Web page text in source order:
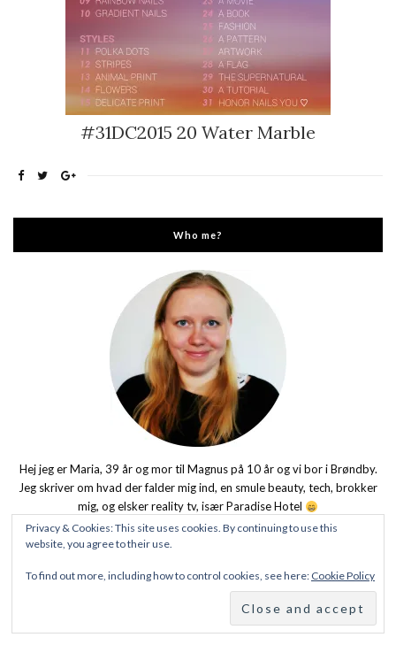
#31DC2015 20 Water Marble
Who me?
Hej jeg er Maria, 39 år og mor til Magnus på 10 år og vi bor i Brøndby.
Jeg skriver om hvad der falder mig ind, en smule beauty, tech, brokker
mig, og elsker reality tv, især Paradise Hotel
Følger i mig på Instagram/Snapchat, så er det primært sønnen og
Abonner på bloggen via e-mail
Privacy & Cookies: This site uses cookies. By continuing to use this
website, you agree to their use.
To find out more, including how to control cookies, see here: Cookie Policy